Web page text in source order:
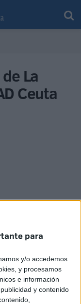
para
y/o accedemos
y procesamos
e información
y contenido
La
Ceuta